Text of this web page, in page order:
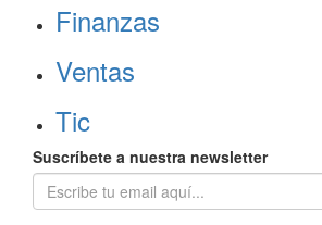
Finanzas
Ventas
Tic
Suscríbete a nuestra newsletter